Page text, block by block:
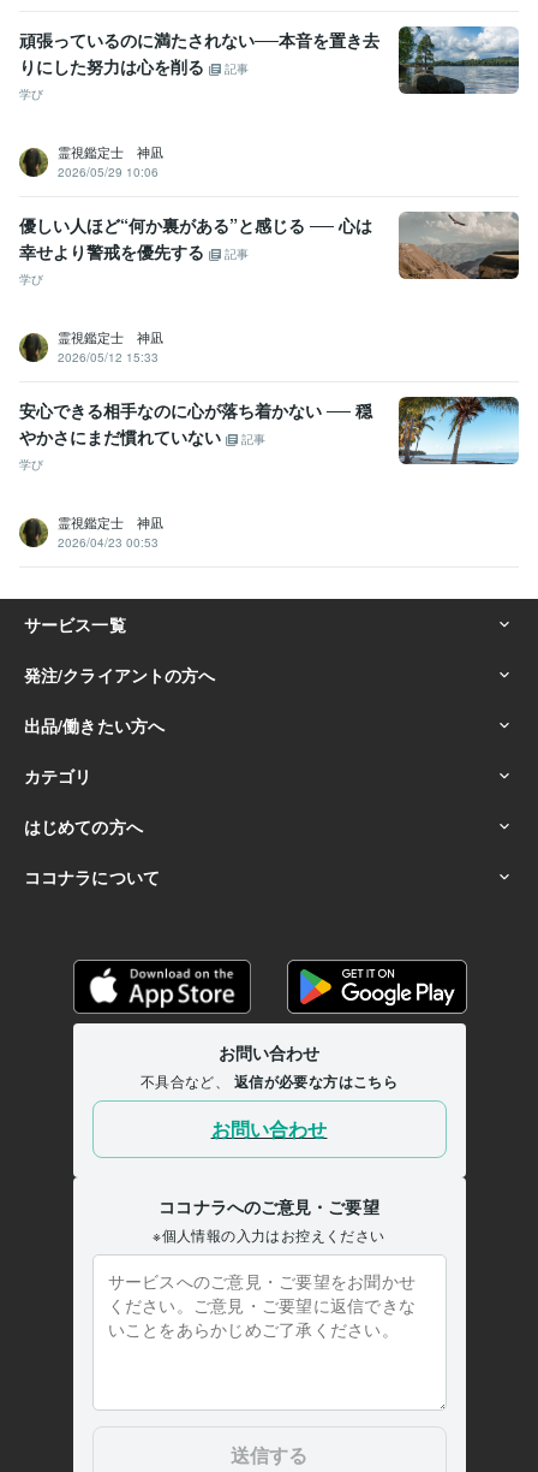
頑張っているのに満たされない──本音を置き去
りにした努力は心を削る
記事
学び
霊視鑑定士 神凪
2026/05/29 10:06
優しい人ほど“何か裏がある”と感じる ── 心は
幸せより警戒を優先する
記事
学び
霊視鑑定士 神凪
2026/05/12 15:33
安心できる相手なのに心が落ち着かない ── 穏
やかさにまだ慣れていない
記事
学び
霊視鑑定士 神凪
2026/04/23 00:53